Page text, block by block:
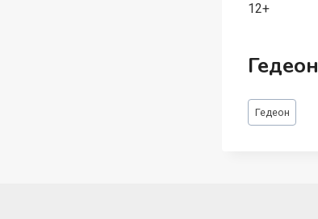
12+
Гедеон
Метки
записи:
Гедеон